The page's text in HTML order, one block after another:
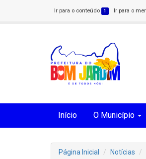
Ir para o conteúdo 1 Ir para o
Início O Município
Página Inicial Notícias